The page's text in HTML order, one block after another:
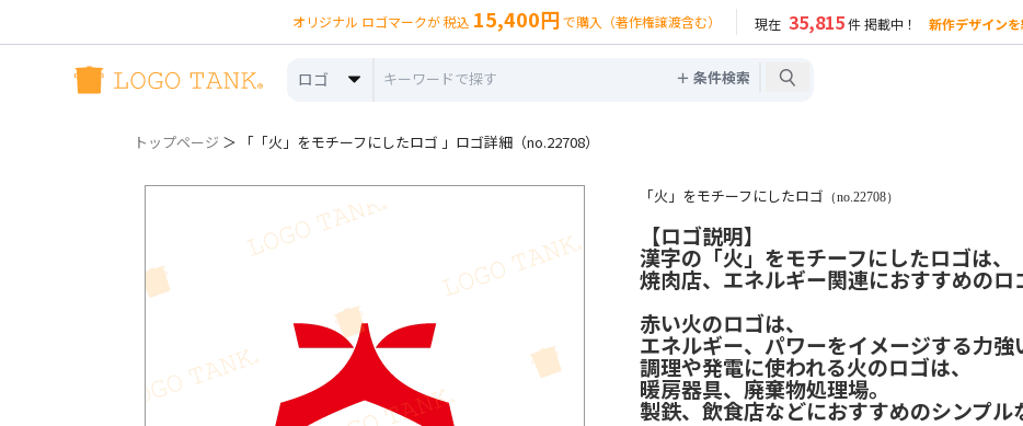
オリジナル ロゴマークが 税込 15,400円 で購入（著作権譲渡含む） 現在 35,815件 掲載中！ 新作デザイン
ロゴ ＋ 条件検索
トップページ ＞ 「「火」をモチーフにしたロゴ 」ロゴ詳細（no.22708）
「火」をモチーフにしたロゴ （no.22708）
【ロゴ説明】
漢字の「火」をモチーフにしたロゴは、
焼肉店、エネルギー関連におすすめのロ
赤い火のロゴは、
エネルギー、パワーをイメージする力強
調理や発電に使われる火のロゴは、
暖房器具、廃棄物処理場。
製鉄、飲食店などにおすすめのシンプル